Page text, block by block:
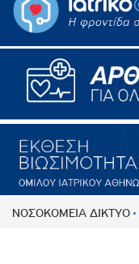
ΝΟΣΟΚΟΜΕΙΑ ΔΙΚΤΥΟ